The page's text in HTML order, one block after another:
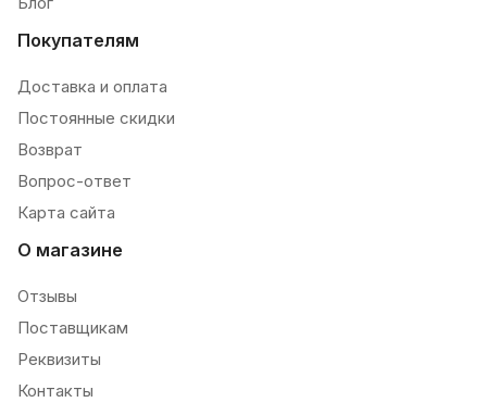
Покупателям
Доставка и оплата
Постоянные скидки
Возврат
Вопрос-ответ
Карта сайта
О магазине
Отзывы
Поставщикам
Реквизиты
Контакты